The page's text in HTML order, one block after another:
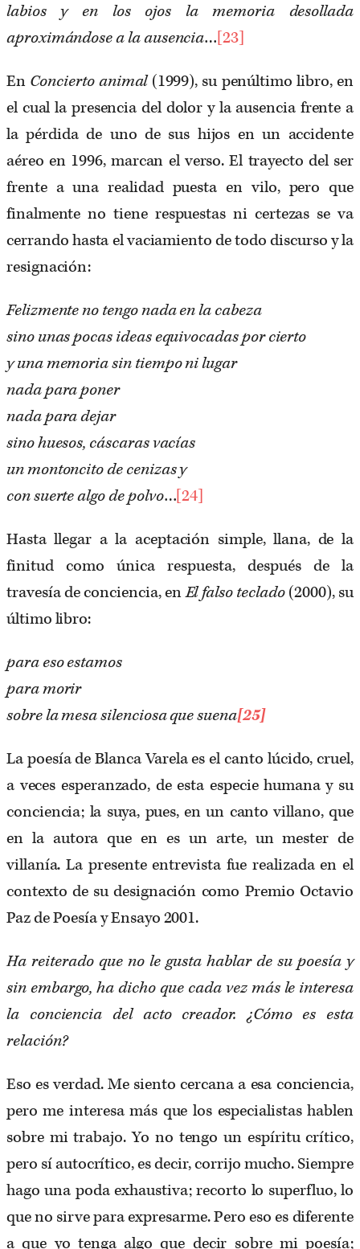
labios y en los ojos la memoria desollada
aproximándose a la ausencia…[23]
En Concierto animal(1999), su penúltimo libro, en
el cual la presencia del dolor y la ausencia frente a
la pérdida de uno de sus hijos en un accidente
aéreo en 1996, marcan el verso. El trayecto del ser
frente a una realidad puesta en vilo, pero que
finalmente no tiene respuestas ni certezas se va
cerrando hasta el vaciamiento de todo discurso y la
resignación:
Felizmente no tengo nada en la cabeza
sino unas pocas ideas equivocadas por cierto
y una memoria sin tiempo ni lugar
nada para poner
nada para dejar
sino huesos, cáscaras vacías
un montoncito de cenizas y
con suerte algo de polvo…[24]
Hasta llegar a la aceptación simple, llana, de la
finitud como única respuesta, después de la
travesía de conciencia, enEl falso teclado(2000), su
último libro:
para eso estamos
para morir
sobre la mesa silenciosa que suena[25]
La poesía de Blanca Varela es el canto lúcido, cruel,
a veces esperanzado, de esta especie humana y su
conciencia; la suya, pues, en un canto villano, que
en la autora que en es un arte, un mester de
villanía. La presente entrevista fue realizada en el
contexto de su designación como Premio Octavio
Paz de Poesía y Ensayo 2001.
Ha reiterado que no le gusta hablar de su poesía y
sin embargo, ha dicho que cada vez más le interesa
la conciencia del acto creador. ¿Cómo es esta
relación?
Eso es verdad. Me siento cercana a esa conciencia,
pero me interesa más que los especialistas hablen
sobre mi trabajo. Yo no tengo un espíritu crítico,
pero sí autocrítico, es decir, corrijo mucho. Siempre
hago una poda exhaustiva; recorto lo superfluo, lo
que no sirve para expresarme. Pero eso es diferente
a que yo tenga algo que decir sobre mi poesía;